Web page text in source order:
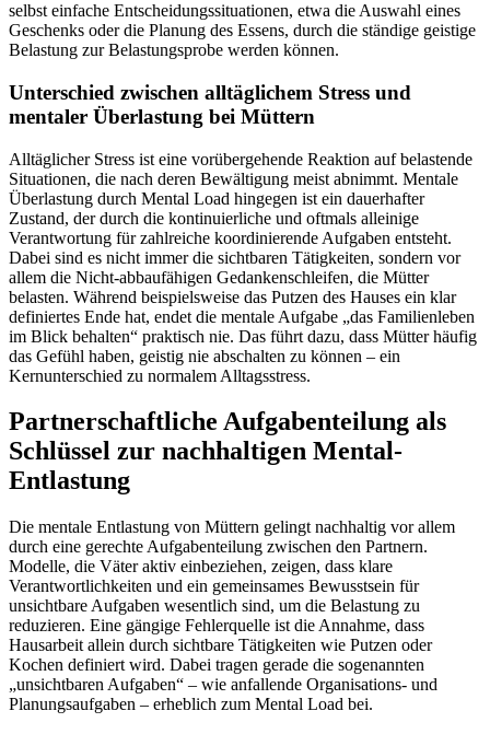
selbst einfache Entscheidungssituationen, etwa die Auswahl eines
Geschenks oder die Planung des Essens, durch die ständige geistige
Belastung zur Belastungsprobe werden können.
Unterschied zwischen alltäglichem Stress und
mentaler Überlastung bei Müttern
Alltäglicher Stress ist eine vorübergehende Reaktion auf belastende
Situationen, die nach deren Bewältigung meist abnimmt. Mentale
Überlastung durch Mental Load hingegen ist ein dauerhafter
Zustand, der durch die kontinuierliche und oftmals alleinige
Verantwortung für zahlreiche koordinierende Aufgaben entsteht.
Dabei sind es nicht immer die sichtbaren Tätigkeiten, sondern vor
allem die Nicht-abbaufähigen Gedankenschleifen, die Mütter
belasten. Während beispielsweise das Putzen des Hauses ein klar
definiertes Ende hat, endet die mentale Aufgabe „das Familienleben
im Blick behalten“ praktisch nie. Das führt dazu, dass Mütter häufig
das Gefühl haben, geistig nie abschalten zu können – ein
Kernunterschied zu normalem Alltagsstress.
Partnerschaftliche Aufgabenteilung als
Schlüssel zur nachhaltigen Mental-
Entlastung
Die mentale Entlastung von Müttern gelingt nachhaltig vor allem
durch eine gerechte Aufgabenteilung zwischen den Partnern.
Modelle, die Väter aktiv einbeziehen, zeigen, dass klare
Verantwortlichkeiten und ein gemeinsames Bewusstsein für
unsichtbare Aufgaben wesentlich sind, um die Belastung zu
reduzieren. Eine gängige Fehlerquelle ist die Annahme, dass
Hausarbeit allein durch sichtbare Tätigkeiten wie Putzen oder
Kochen definiert wird. Dabei tragen gerade die sogenannten
„unsichtbaren Aufgaben“ – wie anfallende Organisations- und
Planungsaufgaben – erheblich zum Mental Load bei.